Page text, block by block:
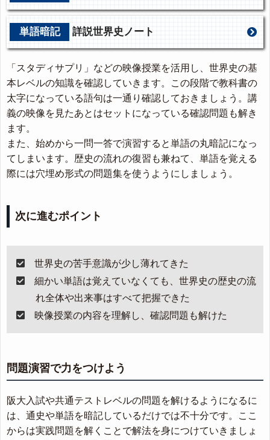
単語暗記 詳説世界史ノート
「スタディサプリ」などの映像授業を活用し、世界史の基
本レベルの知識を確認していきます。この段階で教科書の
太字になっている語句は一通り確認しておきましょう。講
義の映像を見たあとはセットになっている確認問題も解き
ます。
また、始めから一問一答で演習すると単語の丸暗記になっ
てしまいます。歴史の流れの復習も兼ねて、単語を覚える
際には穴埋め形式の問題集を使うようにしましょう。
次に進むポイント
世界史の苦手意識が少し薄れてきた
細かい単語は覚えていなくても、世界史の歴史の流
れ全体や出来事はすべて把握できた
映像授業の内容を理解し、確認問題も解けた
問題演習で力をつけよう
阪大入試や共通テストレベルの問題を解けるようになるに
は、通史や単語を暗記しているだけでは不十分です。ここ
からは実践問題を解くことで解法を身につけていきましょ